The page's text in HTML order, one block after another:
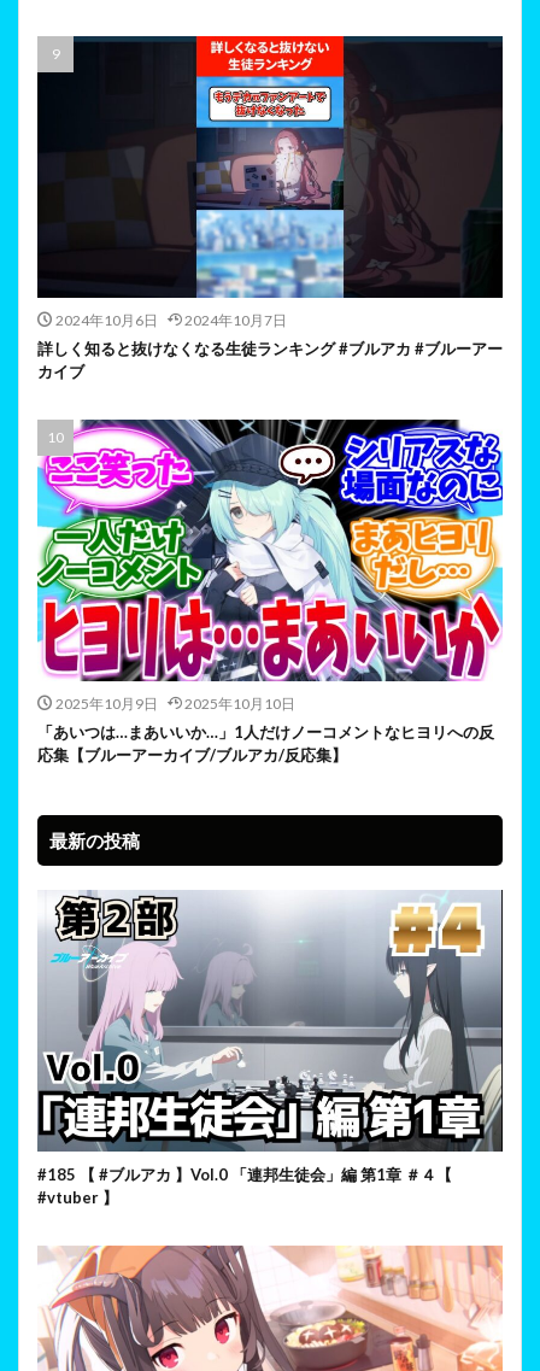
2024年10月6日 2024年10月7日
詳しく知ると抜けなくなる生徒ランキング #ブルアカ #ブルーアー
カイブ
2025年10月9日 2025年10月10日
「あいつは…まあいいか…」1人だけノーコメントなヒヨリへの反
応集【ブルーアーカイブ/ブルアカ/反応集】
最新の投稿
#185 【 #ブルアカ 】Vol.0 「連邦生徒会」編 第1章 ＃４【
#vtuber 】